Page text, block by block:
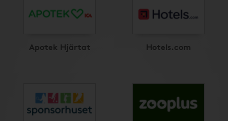
Apotek Hjärtat Hotels.com